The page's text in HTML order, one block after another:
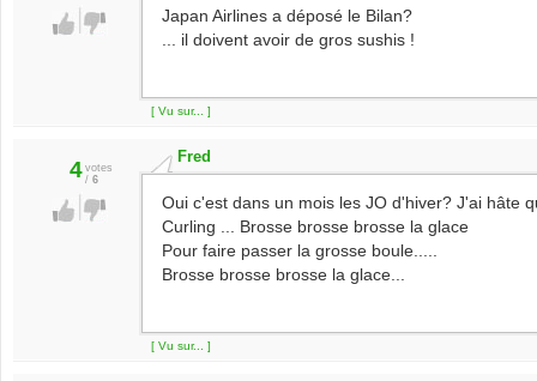
Japan Airlines a déposé le Bilan?
... il doivent avoir de gros sushis !
[ Vu sur... ]
4 votes
/ 6
Fred
Oui c'est dans un mois les JO d'hiver? J'ai hâte
Curling ... Brosse brosse brosse la glace
Pour faire passer la grosse boule.....
Brosse brosse brosse la glace...
[ Vu sur... ]